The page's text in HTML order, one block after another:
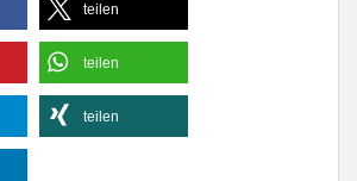
teilen
teilen
teilen